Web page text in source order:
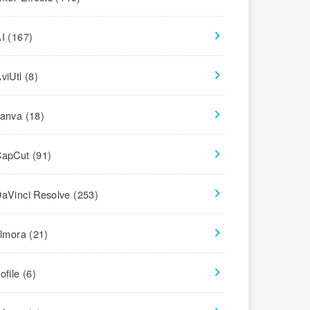
(167)
(8)
(18)
(91)
Resolve (253)
(21)
(6)